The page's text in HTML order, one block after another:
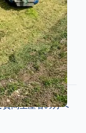
は会員登録を
質問生産者の方へ